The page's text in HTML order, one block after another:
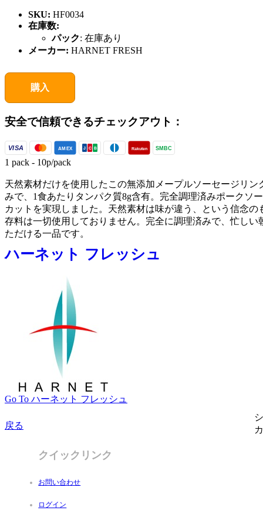
SKU: HF0034
在庫数:
パック: 在庫あり
メーカー: HARNET FRESH
購入
安全で信頼できるチェックアウト：
VISA AMEX J C B Rakuten SMBC
1 pack - 10p/pack
天然素材だけを使用したこの無添加メープルソーセージリン
みで、1食あたりタンパク質8g含有。完全調理済みポークソ
カットを実現しました。天然素材は味が違う、という信念の
存料は一切使用しておりません。完全に調理済みで、忙しい
ただける一品です。
ハーネット フレッシュ
Go To ハーネット フレッシュ
戻る
クイックリンク
お問い合わせ
ログイン